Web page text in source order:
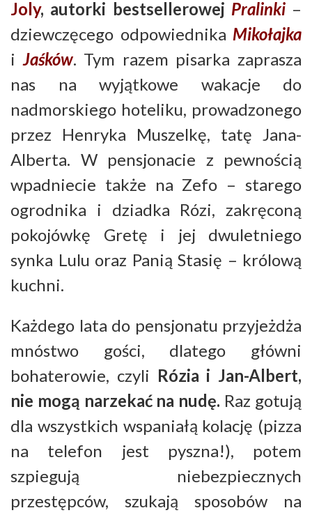
Joly, autorki bestsellerowej Pralinki –
dziewczęcego odpowiednika Mikołajka
i Jaśków. Tym razem pisarka zaprasza
nas na wyjątkowe wakacje do
nadmorskiego hoteliku, prowadzonego
przez Henryka Muszelkę, tatę Jana-
Alberta. W pensjonacie z pewnością
wpadniecie także na Zefo – starego
ogrodnika i dziadka Rózi, zakręconą
pokojówkę Gretę i jej dwuletniego
synka Lulu oraz Panią Stasię – królową
kuchni.
Każdego lata do pensjonatu przyjeżdża
mnóstwo gości, dlatego główni
bohaterowie, czyli Rózia i Jan-Albert,
nie mogą narzekać na nudę. Raz gotują
dla wszystkich wspaniałą kolację (pizza
na telefon jest pyszna!), potem
szpiegują niebezpiecznych
przestępców, szukają sposobów na